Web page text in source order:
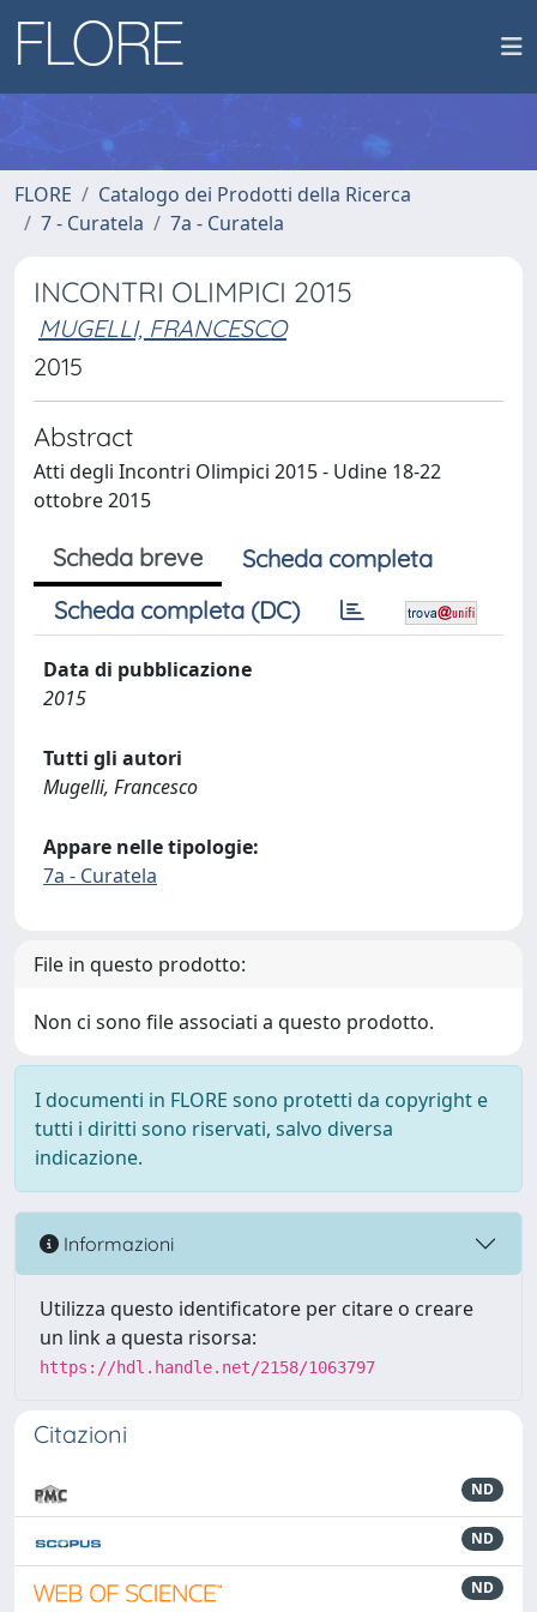
FLORE
Catalogo dei Prodotti della Ricerca
7 - Curatela
7a - Curatela
INCONTRI OLIMPICI 2015
MUGELLI, FRANCESCO
2015
Abstract
Atti degli Incontri Olimpici 2015 - Udine 18-22
ottobre 2015
Scheda breve
Scheda completa
Scheda completa (DC)
Data di pubblicazione
2015
Tutti gli autori
Mugelli, Francesco
Appare nelle tipologie:
7a - Curatela
File in questo prodotto:
Non ci sono file associati a questo prodotto.
I documenti in FLORE sono protetti da copyright e
tutti i diritti sono riservati, salvo diversa
indicazione.
Informazioni
Utilizza questo identificatore per citare o creare
un link a questa risorsa:
https://hdl.handle.net/2158/1063797
Citazioni
ND
ND
ND